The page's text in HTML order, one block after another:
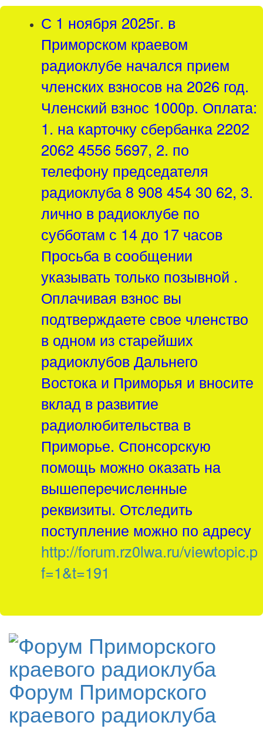
С 1 ноября 2025г. в
Приморском краевом
радиоклубе начался прием
членских взносов на 2026 год.
Членский взнос 1000р. Оплата:
1. на карточку сбербанка 2202
2062 4556 5697, 2. по
телефону председателя
радиоклуба 8 908 454 30 62, 3.
лично в радиоклубе по
субботам с 14 до 17 часов
Просьба в сообщении
указывать только позывной .
Оплачивая взнос вы
подтверждаете свое членство
в одном из старейших
радиоклубов Дальнего
Востока и Приморья и вносите
вклад в развитие
радиолюбительства в
Приморье. Спонсорскую
помощь можно оказать на
вышеперечисленные
реквизиты. Отследить
поступление можно по адресу
http://forum.rz0lwa.ru/
f=1&t=191
Форум Приморского
краевого радиоклуба